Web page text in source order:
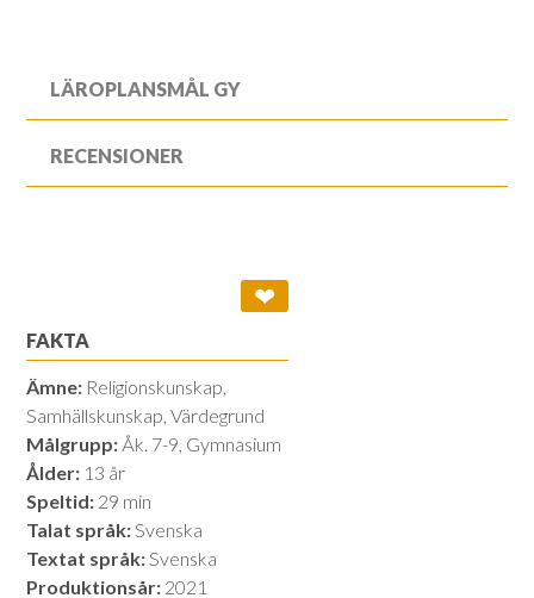
LÄROPLANSMÅL GY
RECENSIONER
❤
FAKTA
Ämne: Religionskunskap,
Samhällskunskap, Värdegrund
Målgrupp: Åk. 7-9, Gymnasium
Ålder: 13 år
Speltid: 29 min
Talat språk:Svenska
Textat språk:Svenska
Produktionsår: 2021